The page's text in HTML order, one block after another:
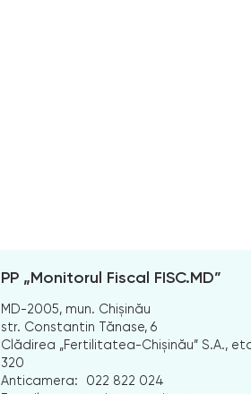
PP „Monitorul Fiscal FISC.MD”
MD-2005, mun. Chișinău
str. Constantin Tănase, 6
Clădirea „Fertilitatea-Chișinău” S.A.,
320
Anticamera:
022 822 024